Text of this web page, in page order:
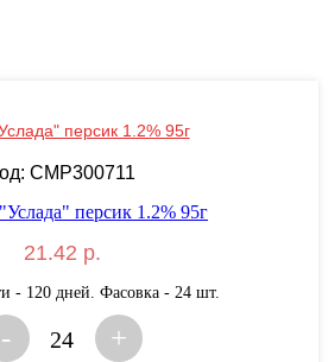
персик 1.2% 95г
CMP300711
21.42 р.
- 120 дней. Фасовка - 24 шт.
- 24 +